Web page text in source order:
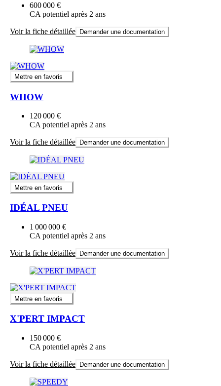
600 000 €
CA potentiel après 2 ans
Voir la fiche détaillée Demander une documentation
Mettre en favoris
WHOW
120 000 €
CA potentiel après 2 ans
Voir la fiche détaillée Demander une documentation
Mettre en favoris
IDÉAL PNEU
1 000 000 €
CA potentiel après 2 ans
Voir la fiche détaillée Demander une documentation
Mettre en favoris
X'PERT IMPACT
150 000 €
CA potentiel après 2 ans
Voir la fiche détaillée Demander une documentation